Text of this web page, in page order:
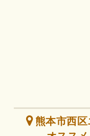
熊本市西